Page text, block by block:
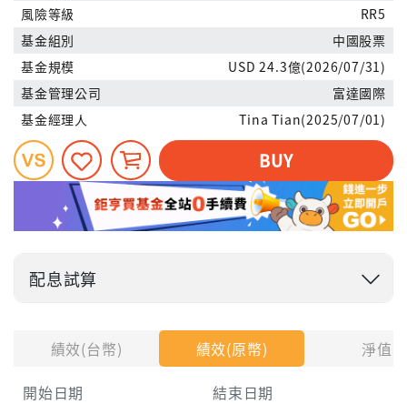
績效(台幣) 績效(原幣)
淨值
開始日期
結束日期
風險等級
RR5
基金組別
中國股票
基金規模
USD 24.3億(2026/07/31)
基金管理公司
富達國際
基金經理人
Tina Tian(2025/07/01)
BUY
配息試算
試算區間